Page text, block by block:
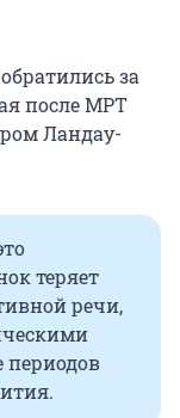
за
после МРТ
Ландау-
теряет
речи,
периодов